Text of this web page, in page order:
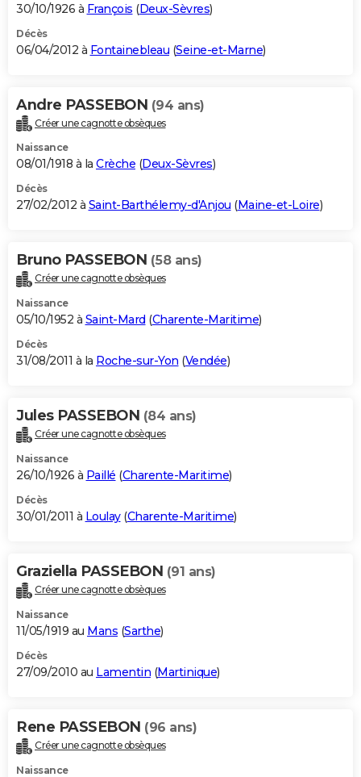
30/10/1926 à François (Deux-Sèvres)
Décès
06/04/2012 à Fontainebleau (Seine-et-Marne)
Andre PASSEBON (94 ans)
Créer une cagnotte obsèques
Naissance
08/01/1918 à la Crèche (Deux-Sèvres)
Décès
27/02/2012 à Saint-Barthélemy-d'Anjou (Maine-et-Loire)
Bruno PASSEBON (58 ans)
Créer une cagnotte obsèques
Naissance
05/10/1952 à Saint-Mard (Charente-Maritime)
Décès
31/08/2011 à la Roche-sur-Yon (Vendée)
Jules PASSEBON (84 ans)
Créer une cagnotte obsèques
Naissance
26/10/1926 à Paillé (Charente-Maritime)
Décès
30/01/2011 à Loulay(Charente-Maritime)
Graziella PASSEBON (91 ans)
Créer une cagnotte obsèques
Naissance
11/05/1919 au Mans (Sarthe)
Décès
27/09/2010 au Lamentin (Martinique)
Rene PASSEBON (96 ans)
Créer une cagnotte obsèques
Naissance